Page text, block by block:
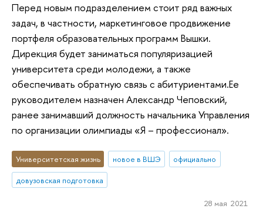
Перед новым подразделением стоит ряд важных
задач, в частности, маркетинговое продвижение
портфеля образовательных программ Вышки.
Дирекция будет заниматься популяризацией
университета среди молодежи, а также
обеспечивать обратную связь с абитуриентами.Ее
руководителем назначен Александр Чеповский,
ранее занимавший должность начальника Управления
по организации олимпиады «Я – профессионал».
Университетская жизнь новое в ВШЭ
официально
довузовская подготовка
28 мая 2021